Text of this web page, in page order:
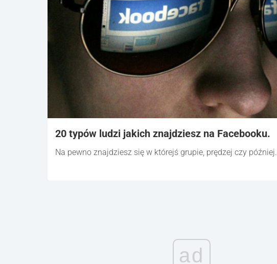
20 typów ludzi jakich znajdziesz na Facebooku.
Na pewno znajdziesz się w którejś grupie, prędzej czy później.
ad